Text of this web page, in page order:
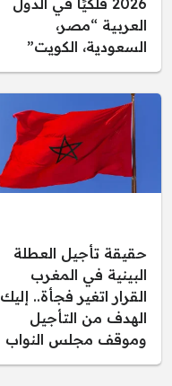
2026 فلكيًا في الدول
العربية “مصر،
السعودية، الكويت”
حقيقة تأجيل العطلة
البينية في المغرب
القرار اتغير فجأة.. إليك
الهدف من التأجيل
وموقف مجلس النواب